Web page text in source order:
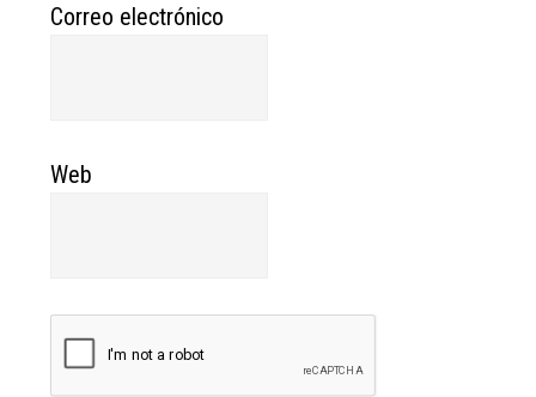
Correo electrónico
Web